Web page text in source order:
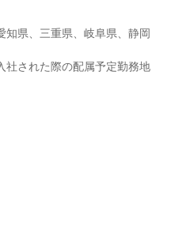
知県、三重県、岐阜県、静岡
された際の配属予定勤務地